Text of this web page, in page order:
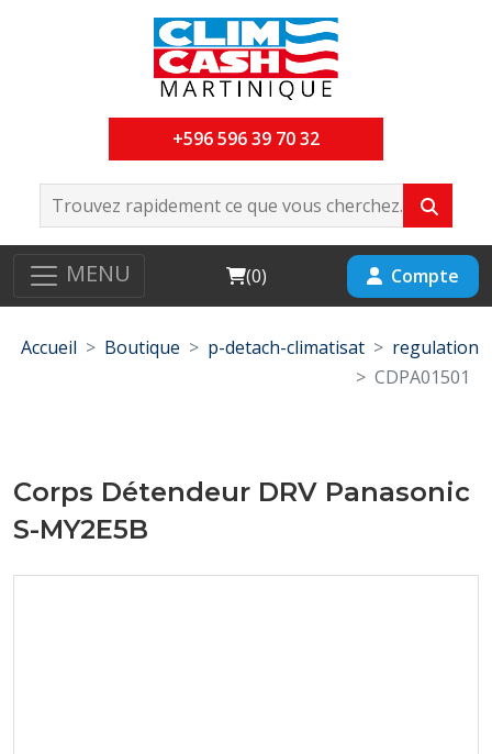
+596 596 39 70 32
MENU Cart
(0) Compte
Accueil Boutique p-detach-climatisat
regulation
CDPA01501
Corps Détendeur DRV Panasonic
S-MY2E5B